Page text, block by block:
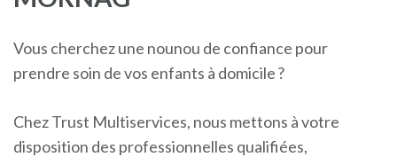
Vous cherchez une nounou de confiance pour
prendre soin de vos enfants à domicile ?
Chez Trust Multiservices, nous mettons à votre
disposition des professionnelles qualifiées,